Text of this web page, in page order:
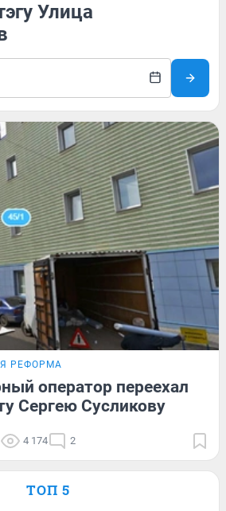
Улица
РЕФОРМА
оператор переехал
Сергею Сусликову
4 174 2
ТОП 5